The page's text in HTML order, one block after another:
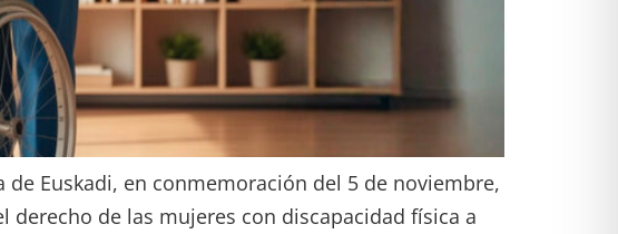
de Euskadi, en conmemoración del 5 de noviembre,
de las mujeres con discapacidad física a